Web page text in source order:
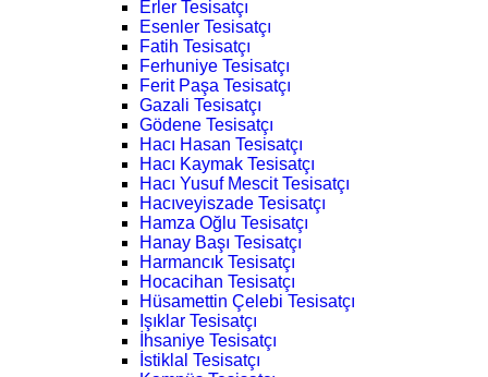
Erler Tesisatçı
Esenler Tesisatçı
Fatih Tesisatçı
Ferhuniye Tesisatçı
Ferit Paşa Tesisatçı
Gazali Tesisatçı
Gödene Tesisatçı
Hacı Hasan Tesisatçı
Hacı Kaymak Tesisatçı
Hacı Yusuf Mescit Tesisatçı
Hacıveyiszade Tesisatçı
Hamza Oğlu Tesisatçı
Hanay Başı Tesisatçı
Harmancık Tesisatçı
Hocacihan Tesisatçı
Hüsamettin Çelebi Tesisatçı
Işıklar Tesisatçı
İhsaniye Tesisatçı
İstiklal Tesisatçı